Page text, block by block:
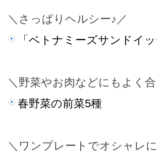
＼さっぱりヘルシー♪／
「ベトナミーズサンドイッ
＼野菜やお肉などにもよく
春野菜の前菜5種
＼ワンプレートでオシャレ